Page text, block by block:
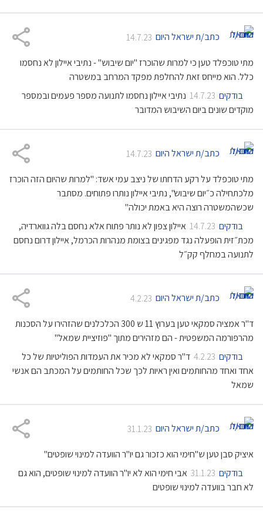
כתב/ת ישראל היום 14.7.23
מתי טוכפלד טען כי למרות שהוכרז "יום שיבוש" - נתיבי איילון לא נחסמו
כלל. הוא מייחס זאת להחלפת מפקד המרחב במשטרה
בודקים 14.7.23 נתיבי איילון נחסמו לתנועה מספר פעמים ובמספר
מוקדים שונים ביום השיבוש המדובר
כתב/ת ישראל היום 14.7.23
מתי טוכפלד על רקע הדחתו של ניצב עמי אשד: "למרות שהיום הזה הוכרז
מלכתחילה כ״יום שיבוש", נתיבי איילון נותרו פתוחים. מסתבר
שכשהמשטרה רוצה היא באמת יכולה"
בודקים 14.7.23 איילון צפון לא נותר פתוח אלא נחסם בלה גווארדיה,
מכת״זית הופעלה נגד מפגינים בצומת מנהרות הכרמל, איילון דרום נחסם
לתנועה במחלף קק״ל
כתב/ת ישראל היום 4.2.23
ד"ר אמציה סמקאי טען בערוץ 11 ש 300 הכלכלנים שהזהירו על הסכנות
מהרפורמה המשפטית - הם מזהירים מתוך "פוזיציית שמאל"
בודקים 4.2.23 ד"ר סמקאי לא מכיר את העמדות הפוליטיות של כל
אחד ואחד מהחותמים ואין ראיות לכך שכל החותמים על המכתב הם אנשי
שמאל
כתב/ת ישראל היום 31.1.23
איציק סבן טען ש"חימי הוא כזכור גם יו"ר הוועדה למינוי שופטים"
בודקים 31.1.23 אבי חימי הוא לא יו"ר הוועדה למינוי שופטים, הוא גם
לא חבר בוועדה למינוי שופטים